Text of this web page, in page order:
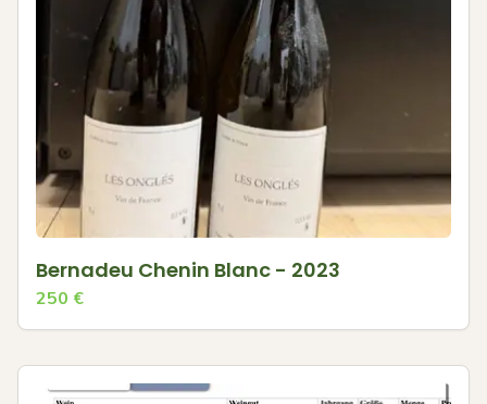
Bernadeu Chenin Blanc - 2023
250 €